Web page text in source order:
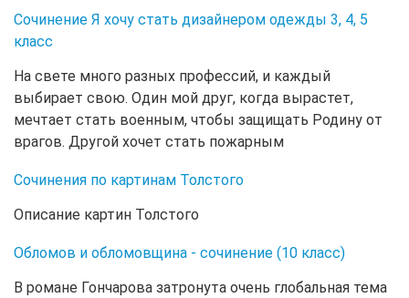
Сочинение Я хочу стать дизайнером одежды 3, 4, 5
класс
На свете много разных профессий, и каждый
выбирает свою. Один мой друг, когда вырастет,
мечтает стать военным, чтобы защищать Родину от
врагов. Другой хочет стать пожарным
Сочинения по картинам Толстого
Описание картин Толстого
Обломов и обломовщина - сочинение (10 класс)
В романе Гончарова затронута очень глобальная тема